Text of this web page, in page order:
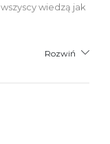
wiedzą jak
Rozwiń